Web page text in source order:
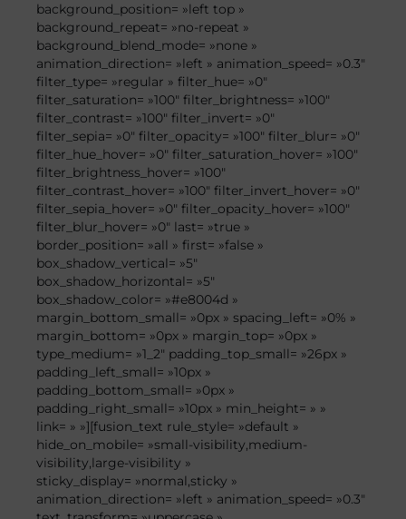
background_position= »left top »
background_repeat= »no-repeat »
background_blend_mode= »none »
animation_direction= »left » animation_speed= »0.3″
filter_type= »regular » filter_hue= »0″
filter_saturation= »100″ filter_brightness= »100″
filter_contrast= »100″ filter_invert= »0″
filter_sepia= »0″ filter_opacity= »100″ filter_blur= »0″
filter_hue_hover= »0″ filter_saturation_hover= »100″
filter_brightness_hover= »100″
filter_contrast_hover= »100″ filter_invert_hover= »0″
filter_sepia_hover= »0″ filter_opacity_hover= »100″
filter_blur_hover= »0″ last= »true »
border_position= »all » first= »false »
box_shadow_vertical= »5″
box_shadow_horizontal= »5″
box_shadow_color= »#e8004d »
margin_bottom_small= »0px » spacing_left= »0% »
margin_bottom= »0px » margin_top= »0px »
type_medium= »1_2″ padding_top_small= »26px »
padding_left_small= »10px »
padding_bottom_small= »0px »
padding_right_small= »10px » min_height= » »
link= » »][fusion_text rule_style= »default »
hide_on_mobile= »small-visibility,medium-
visibility,large-visibility »
sticky_display= »normal,sticky »
animation_direction= »left » animation_speed= »0.3″